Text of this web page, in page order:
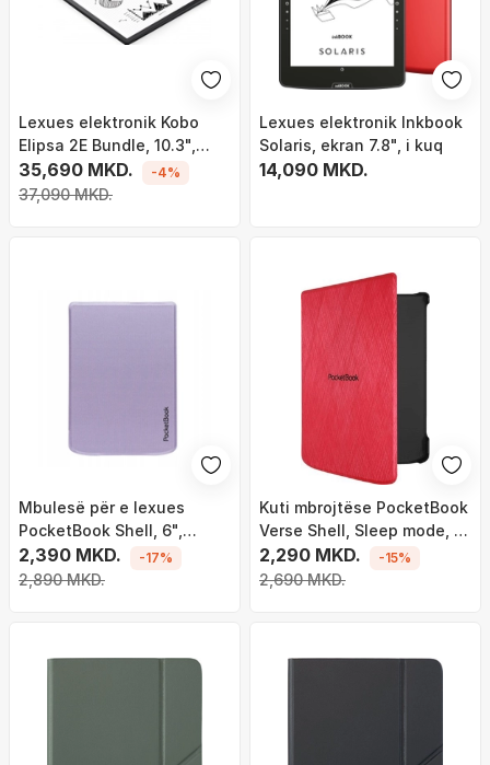
Lexues elektronik Kobo
Elipsa 2E Bundle, 10.3",
32GB, i zi
35,690 MKD.
37,090 MKD.
-4%
Lexues elektronik Inkbook
Solaris, ekran 7.8", i kuq
14,090 MKD.
Mbulesë për e lexues
PocketBook Shell, 6",
transparent vjollcë
2,390 MKD.
2,890 MKD.
-17%
Kuti mbrojtëse PocketBook
Verse Shell, Sleep mode, e
kuqe
2,290 MKD.
2,690 MKD.
-15%